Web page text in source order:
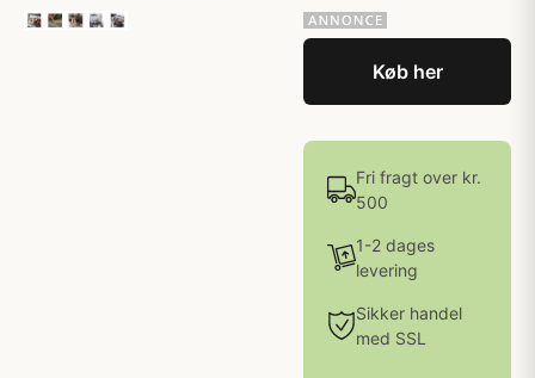
Køb her
Fri fragt over kr.
500
1-2 dages
levering
Sikker handel
med SSL